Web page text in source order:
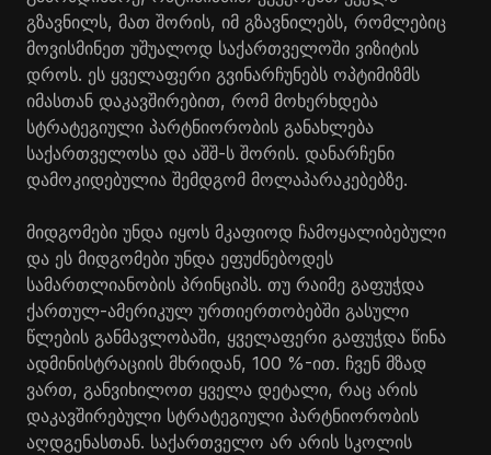
გზავნილს, მათ შორის, იმ გზავნილებს, რომლებიც
მოვისმინეთ უშუალოდ საქართველოში ვიზიტის
დროს. ეს ყველაფერი გვინარჩუნებს ოპტიმიზმს
იმასთან დაკავშირებით, რომ მოხერხდება
სტრატეგიული პარტნიორობის განახლება
საქართველოსა და აშშ-ს შორის. დანარჩენი
დამოკიდებულია შემდგომ მოლაპარაკებებზე.
მიდგომები უნდა იყოს მკაფიოდ ჩამოყალიბებული
და ეს მიდგომები უნდა ეფუძნებოდეს
სამართლიანობის პრინციპს. თუ რაიმე გაფუჭდა
ქართულ-ამერიკულ ურთიერთობებში გასული
წლების განმავლობაში, ყველაფერი გაფუჭდა წინა
ადმინისტრაციის მხრიდან, 100 %-ით. ჩვენ მზად
ვართ, განვიხილოთ ყველა დეტალი, რაც არის
დაკავშირებული სტრატეგიული პარტნიორობის
აღდგენასთან. საქართველო არ არის სკოლის